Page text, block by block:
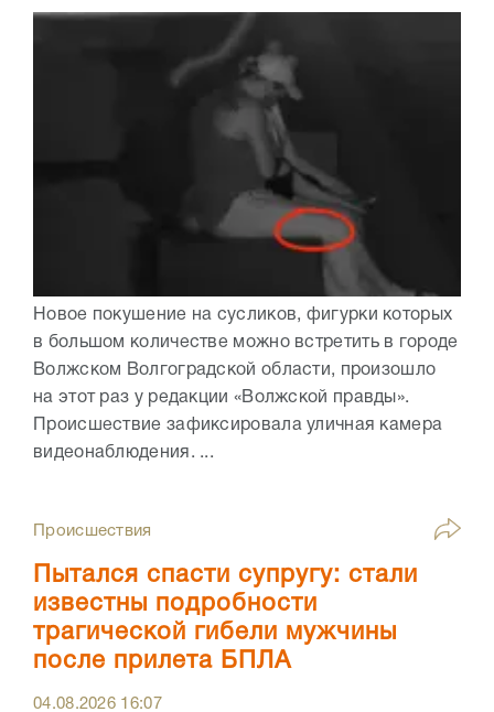
Новое покушение на сусликов, фигурки которых
в большом количестве можно встретить в городе
Волжском Волгоградской области, произошло
на этот раз у редакции «Волжской правды».
Происшествие зафиксировала уличная камера
видеонаблюдения. ...
Происшествия
Пытался спасти супругу: стали
известны подробности
трагической гибели мужчины
после прилета БПЛА
04.08.2026 16:07